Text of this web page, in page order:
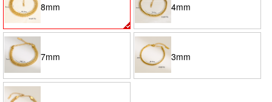
8mm 4mm
7mm 3mm